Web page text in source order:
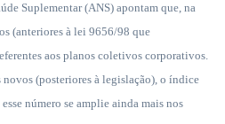
Suplementar (ANS) apontam que, na
(anteriores à lei 9656/98 que
aos planos coletivos corporativos.
novos (posteriores à legislação), o índice
número se amplie ainda mais nos